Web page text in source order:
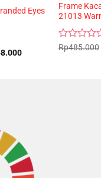
Eyes
Current
Frame
21013
Rated
Rp485.000